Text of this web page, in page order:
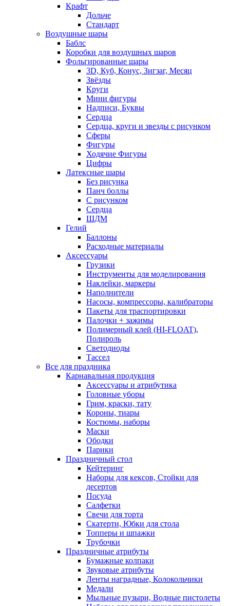
Крафт
Дольче
Стандарт
Воздушные шары
Баблс
Коробки для воздушных шаров
Фольгированные шары
3D, Куб, Конус, Зигзаг, Месяц
Звёзды
Круги
Мини фигуры
Надписи, Буквы
Сердца
Сердца, круги и звезды с рисунком
Сферы
Фигуры
Ходячие Фигуры
Цифры
Латексные шары
Без рисунка
Панч боллы
С рисунком
Сердца
ШДМ
Гелий
Баллоны
Расходные материалы
Аксессуары
Грузики
Инструменты для моделирования
Наклейки, маркеры
Наполнители
Насосы, компрессоры, калибраторы
Пакеты для траспортировки
Палочки + зажимы
Полимерный клей (HI-FLOAT),
Полироль
Светодиоды
Тассел
Все для праздника
Карнавальная продукция
Аксессуары и атрибутика
Головные уборы
Грим, краски, тату
Короны, тиары
Костюмы, наборы
Маски
Ободки
Парики
Праздничный стол
Кейтеринг
Наборы для кексов, Стойки для
десертов
Посуда
Салфетки
Свечи для торта
Скатерти, Юбки для стола
Топперы и шпажки
Трубочки
Праздничные атрибуты
Бумажные колпаки
Звуковые атрибуты
Ленты наградные, Колокольчики
Медали
Мыльные пузыри, Водные пистолеты